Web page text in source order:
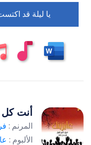
يا ليلة قد اكتست
أنت كل ما
المرنم :فريق
الألبوم :عايزينك